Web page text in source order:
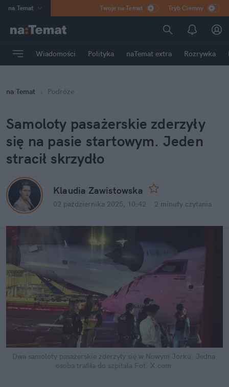
na:Temat
Poland
mama
Rozrywka
Twoje na:Temat Tryb Ciemny
Wiadomości Polityka naTemat extra Rozrywka
na:Temat Podróże
Samoloty pasażerskie zderzyły
się na pasie startowym. Jeden
stracił skrzydło
Klaudia Zawistowska
02 października 2025, 10:42 2 minuty czytania
Dwa samoloty pasażerskie zderzyły się w Nowym Jorku. Jedna
osoba trafiła do szpitala Fot. X.com